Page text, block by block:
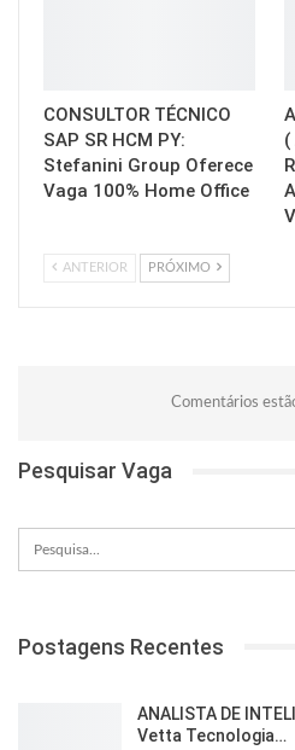
CONSULTOR TÉCNICO
SAP SR HCM PY:
Stefanini Group Oferece
Vaga 100% Home Office
(
ANTERIOR PRÓXIMO
Comentários
Pesquisar Vaga
Postagens Recentes
ANALISTA DE
Vetta Tecnologia…